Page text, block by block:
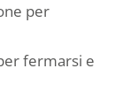
per
fermarsi e